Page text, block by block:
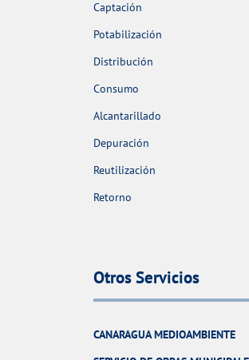
Captación
Potabilización
Distribución
Consumo
Alcantarillado
Depuración
Reutilización
Retorno
Otros Servicios
CANARAGUA MEDIOAMBIENTE